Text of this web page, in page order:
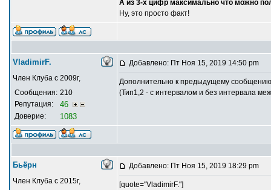
А из 3-х цифр максимально что можно
Ну, это просто факт!
VladimirF.
Член Клуба с 2009г,
Сообщения: 210
Репутация:
46
Доверие: 1083
Добавлено: Пт Ноя 15, 2019 14:50 pm
Дополнительно к предыдущему
(Тип1,2 - с интервалом и без интервала
Бьёрн
Член Клуба с 2015г,
Добавлено: Пт Ноя 15, 2019 18:29 pm
[quote="VladimirF."]